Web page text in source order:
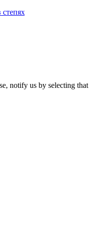
notify us by selecting that